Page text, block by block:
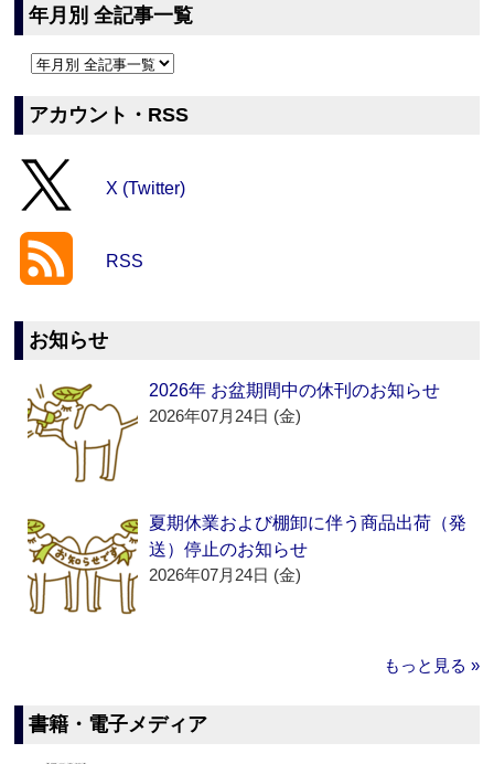
年月別 全記事一覧
アカウント・RSS
X (Twitter)
RSS
お知らせ
2026年 お盆期間中の休刊のお知らせ
2026年07月24日 (金)
夏期休業および棚卸に伴う商品出荷（発
送）停止のお知らせ
2026年07月24日 (金)
もっと見る »
書籍・電子メディア